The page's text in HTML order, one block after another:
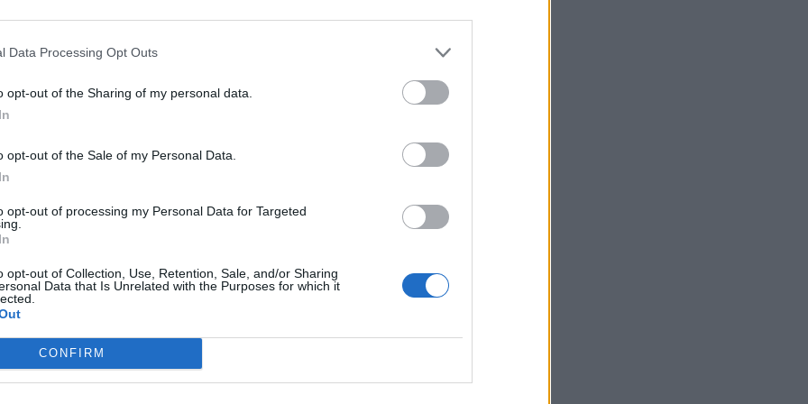
Data Processing Opt Outs
opt-out of the Sharing of my personal data.
opt-out of the Sale of my Personal Data.
opt-out of processing my Personal Data for Targeted
opt-out of Collection, Use, Retention, Sale, and/or Sharing
Data that Is Unrelated with the Purposes for which it
CONFIRM
δικαιούμενου ποσού τα εισοδήματα του
που θα ελέγχονται για τη
η
των εξαρτώμενων τέκνων στην
ο αριθμός μητρώου του τέκνου που
διασταυρωθούν όλα τα στοιχεία του/της
κανονικά. Εάν δεν διασταυρωθούν,
και ο αιτών καλείται να επισυνάψει
δικαιολογητικό.
σχετικές πληροφορίες υπάρχουν στις
είναι αναρτημένες στην εφαρμογή